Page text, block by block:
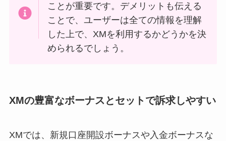
ことが重要です。デメリットも伝える
ことで、ユーザーは全ての情報を理解
した上で、XMを利用するかどうかを決
められるでしょう。
XMの豊富なボーナスとセットで訴求しやすい
XMでは、新規口座開設ボーナスや入金ボーナスな